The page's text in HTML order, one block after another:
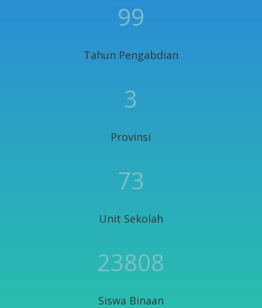
99
Tahun Pengabdian
3
Provinsi
73
Unit Sekolah
23808
Siswa Binaan